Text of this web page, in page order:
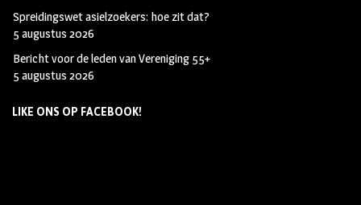
Spreidingswet asielzoekers: hoe zit dat?
5 augustus 2026
Bericht voor de leden van Vereniging 55+
5 augustus 2026
LIKE ONS OP FACEBOOK!